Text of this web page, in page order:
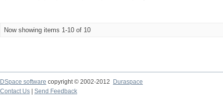
Now showing items 1-10 of 10
DSpace software copyright © 2002-2012
Duraspace
Contact Us
Send Feedback